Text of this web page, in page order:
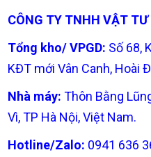
CÔNG TY TNHH VẬT
Tổng kho/ VPGD: Số 68,
KĐT mới Vân Canh, Hoài
Nhà máy: Thôn Bằng
Vì, TP Hà Nội, Việt Nam.
Hotline/Zalo: 0941 636